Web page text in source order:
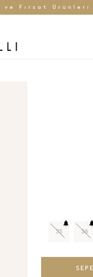
ve Fırsat Ürünleri
35 36